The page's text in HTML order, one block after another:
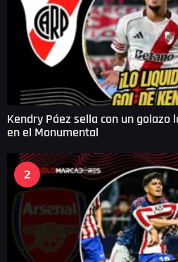
Kendry Páez sella con un golazo
en el Monumental
2